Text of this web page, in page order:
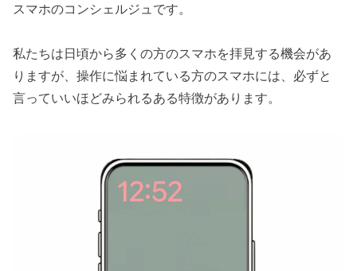
スマホのコンシェルジュです。
私たちは日頃から多くの方のスマホを拝見する機会があ
りますが、操作に悩まれている方のスマホには、必ずと
言っていいほどみられるある特徴があります。